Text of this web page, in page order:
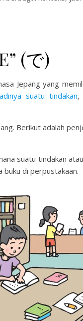
(で)
Jepang yang
suatu tindakan,
Berikut adalah
suatu tindakan
buku di perpustakaan.